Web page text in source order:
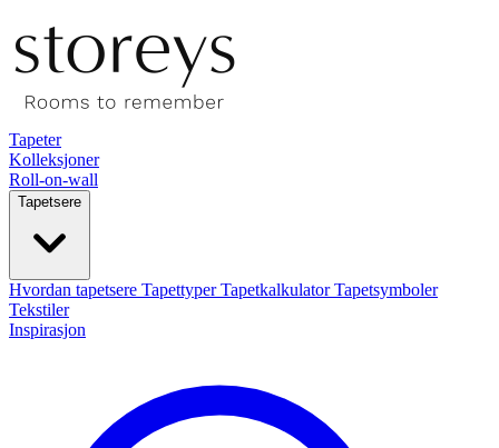
Tapeter
Kolleksjoner
Roll-on-wall
Tapetsere
Hvordan tapetsere TapettyperTapetkalkulatorTapetsymboler
Tekstiler
Inspirasjon